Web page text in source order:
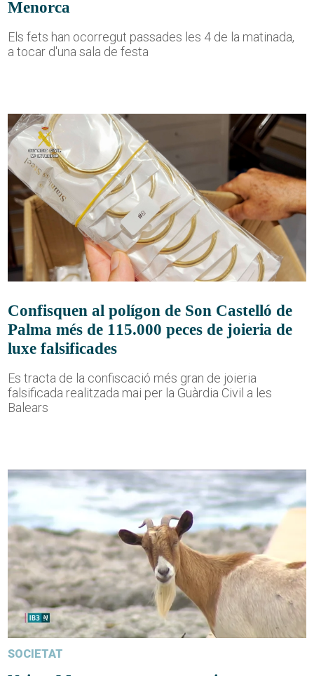
Menorca
Els fets han ocorregut passades les 4 de la matinada,
a tocar d'una sala de festa
Confisquen al polígon de Son Castelló de
Palma més de 115.000 peces de joieria de
luxe falsificades
Es tracta de la confiscació més gran de joieria
falsificada realitzada mai per la Guàrdia Civil a les
Balears
SOCIETAT